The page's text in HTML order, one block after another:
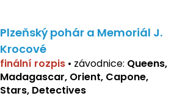
Plzeňský pohár a Memoriál J.
Krocové
finální rozpis • závodnice: Queens,
Madagascar, Orient, Capone,
Stars, Detectives